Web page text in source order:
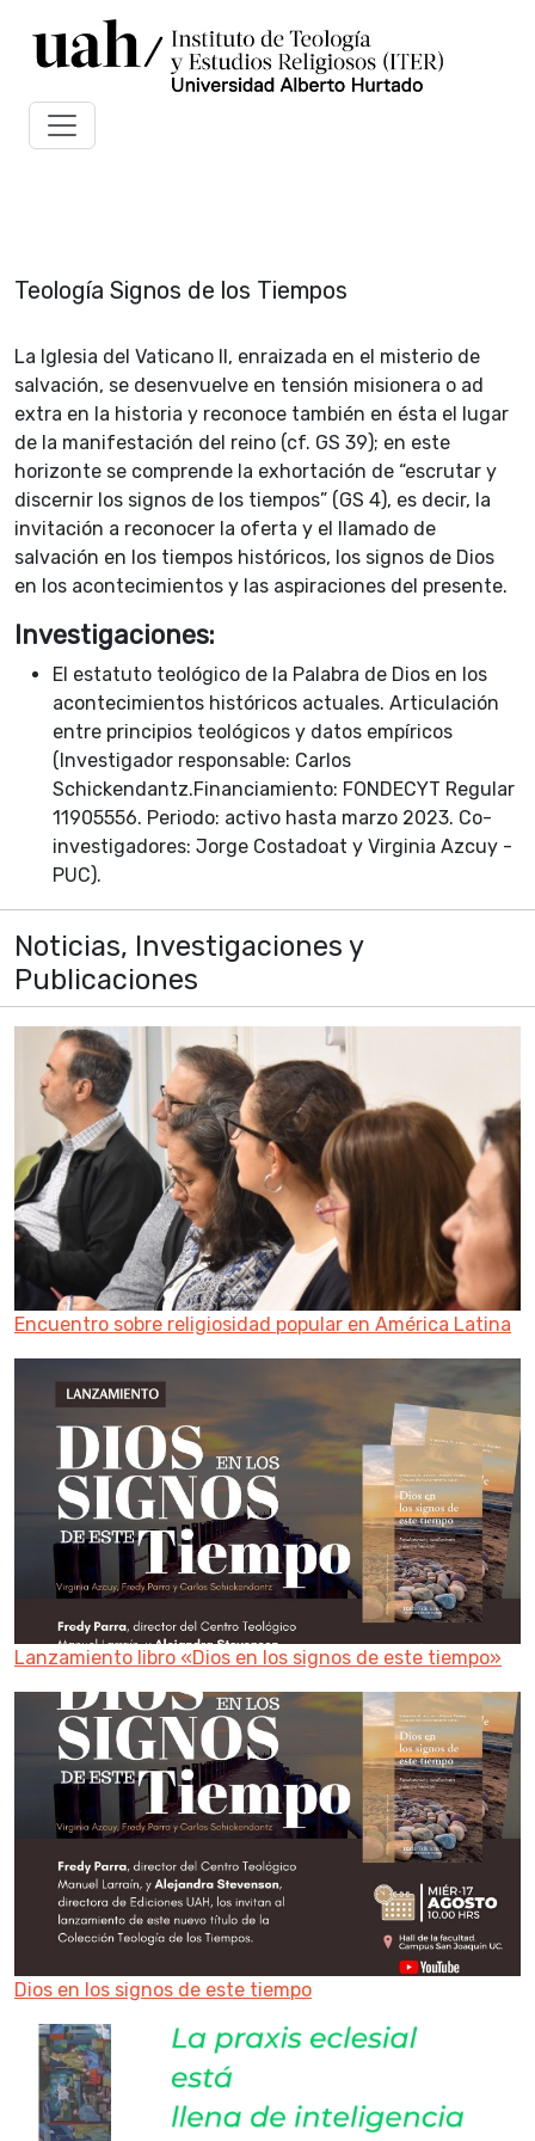
Teología Signos de los Tiempos
La Iglesia del Vaticano II, enraizada en el misterio de
salvación, se desenvuelve en tensión misionera o ad
extra en la historia y reconoce también en ésta el lugar
de la manifestación del reino (cf. GS 39); en este
horizonte se comprende la exhortación de “escrutar y
discernir los signos de los tiempos” (GS 4), es decir, la
invitación a reconocer la oferta y el llamado de
salvación en los tiempos históricos, los signos de Dios
en los acontecimientos y las aspiraciones del presente.
Investigaciones:
El estatuto teológico de la Palabra de Dios en los
acontecimientos históricos actuales. Articulación
entre principios teológicos y datos empíricos
(Investigador responsable: Carlos
Schickendantz.Financiamiento: FONDECYT Regular
11905556. Periodo: activo hasta marzo 2023. Co-
investigadores: Jorge Costadoat y Virginia Azcuy -
PUC).
Noticias, Investigaciones y
Publicaciones
Encuentro sobre religiosidad popular en América Latina
Lanzamiento libro «Dios en los signos de este tiempo»
Dios en los signos de este tiempo